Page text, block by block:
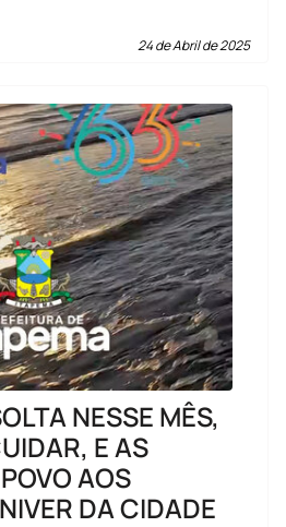
24 de Abril de 2025
NESSE MÊS,
E AS
AOS
DA CIDADE